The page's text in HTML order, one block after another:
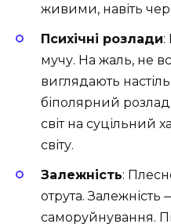
живими, навіть
Психічні розлади:
мучу. На жаль, не
виглядають
біполярний
світ на суцільний
світу.
Залежність:
отрута.
саморуйнування.